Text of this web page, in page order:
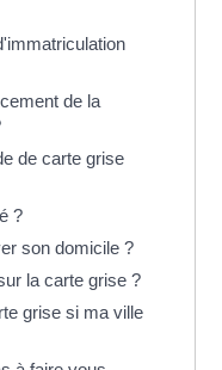
de la
de carte grise
?
son domicile ?
la carte grise ?
grise si ma ville